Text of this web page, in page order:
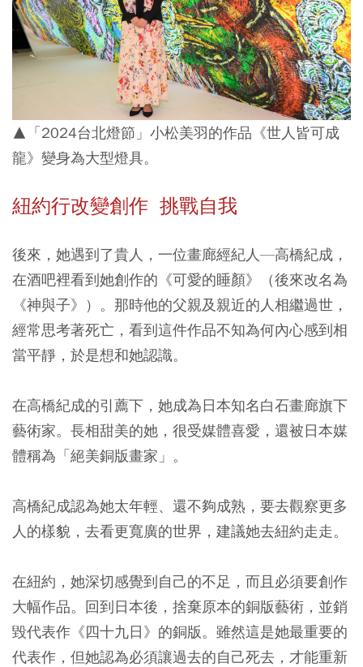
▲「2024台北燈節」小松美羽的作品《世人皆可成
龍》變身為大型燈具。
紐約行改變創作 挑戰自我
後來，她遇到了貴人，一位畫廊經紀人—高橋紀成，
在酒吧裡看到她創作的《可愛的睡顏》（後來改名為
《神與子》）。那時他的父親及親近的人相繼過世，
經常思考著死亡，看到這件作品不知為何內心感到相
當平靜，於是想和她認識。
在高橋紀成的引薦下，她成為日本知名白石畫廊旗下
藝術家。長相甜美的她，很受媒體喜愛，還被日本媒
體稱為「絕美銅版畫家」。
高橋紀成認為她太年輕、還不夠成熟，要去觀察更多
人的樣貌，去看更寬廣的世界，建議她去紐約走走。
在紐約，她深切感覺到自己的不足，而且必須要創作
大幅作品。回到日本後，捨棄原本的銅版藝術，並銷
毀代表作《四十九日》的銅版。雖然這是她最重要的
代表作，但她認為必須讓過去的自己死去，才能重新